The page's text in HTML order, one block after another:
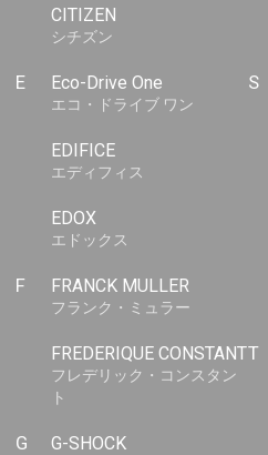
CITIZEN
シチズン
E Eco-Drive One
エコ・ドライブ ワン
EDIFICE
エディフィス
EDOX
エドックス
F FRANCK MULLER
フランク・ミュラー
FREDERIQUE CONSTANT
フレデリック・コンスタン
ト
G G-SHOCK
S
T